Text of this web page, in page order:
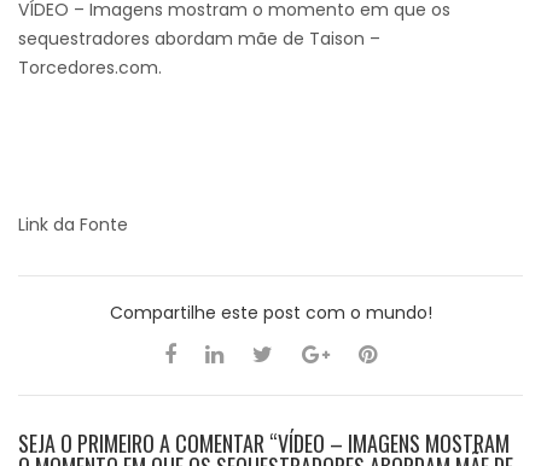
VÍDEO – Imagens mostram o momento em que os
sequestradores abordam mãe de Taison –
Torcedores.com.
Link da Fonte
Compartilhe este post com o mundo!
SEJA O PRIMEIRO A COMENTAR “VÍDEO – IMAGENS MOSTRAM